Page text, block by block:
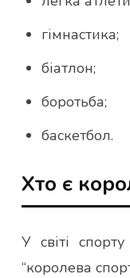
гімнастика;
біатлон;
боротьба;
баскетбол.
Хто є
У світі
“королева